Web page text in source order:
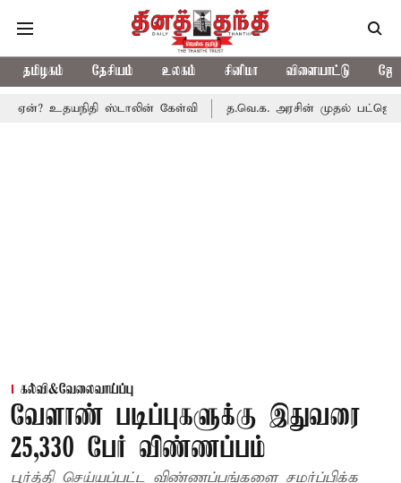
தமிழகம் தேசியம் உலகம் சினிமா விளையாட்டு
ஸ்டாலின் கேள்வி த.வெ.க. அரசின் முதல் பட்ஜெட்: மாற்றமா?,
கல்வி&வேலைவாய்ப்பு
வேளாண் படிப்புகளுக்கு இதுவரை
25,330 பேர் விண்ணப்பம்
பூர்த்தி செய்யப்பட்ட விண்ணப்பங்களை சமர்ப்பிக்க